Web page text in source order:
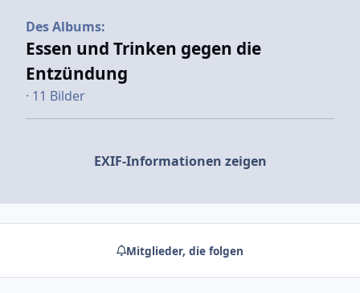
Des Albums:
Essen und Trinken gegen die
Entzündung
· 11 Bilder
EXIF-Informationen zeigen
Mitglieder, die folgen